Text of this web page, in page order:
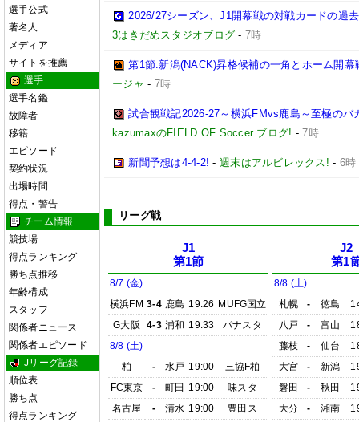
選手公式
著名人
メディア
サイトを推薦
選手
選手名鑑
故障者
移籍
エピソード
契約状況
出場時間
得点・警告
チーム情報
競技場
得点ランキング
勝ち点推移
年齢構成
スタッフ
関係者ニュース
関係者エピソード
Jリーグ記録
順位表
勝ち点
得点ランキング
2026/27シーズン、J1開幕戦の対戦カードの過
3はきだめスタジオブログ -7時
第1節:新潟(NACK)昇格候補の一角とホーム開幕
ージャ - 7時
試合観戦記2026-27～横浜FMvs鹿島～至極の
kazumaxのFIELD OF Soccer ブログ! -7時
新聞予想は4-4-2! -週末はアルビレックス! - 6時
リーグ戦
J1
第1節
8/7 (金)
横浜FM 3-4 鹿島 19:26 MUFG国立
G大阪
4-3 浦和 19:33
パナスタ
8/8 (土)
柏
- 水戸 19:00
三協F柏
FC東京
- 町田 19:00
味スタ
名古屋
- 清水 19:00
豊田ス
J2
第1
8/8 (土)
札幌
- 徳島
八戸
- 富山
藤枝
- 仙台
大宮
- 新潟
磐田
- 秋田
大分
- 湘南